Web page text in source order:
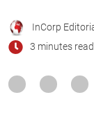
InCorp
3 minutes